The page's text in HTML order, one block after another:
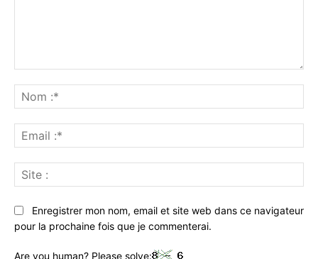
:*
:*
:
Enregistrer mon nom, email et site web dans ce navigateur
pour la prochaine fois que je commenterai.
Are you human? Please solve: